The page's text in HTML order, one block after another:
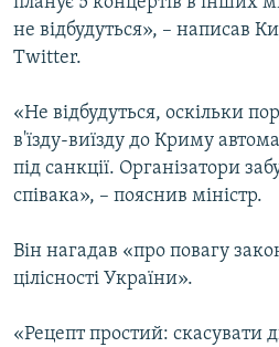
не відбудуться», – написав
Twitter.
«Не відбудуться, оскільки
в'їзду-виїзду до Криму
під санкції. Організатори
співака», – пояснив міністр.
Він нагадав «про повагу
цілісності України».
«Рецепт простий: скасувати